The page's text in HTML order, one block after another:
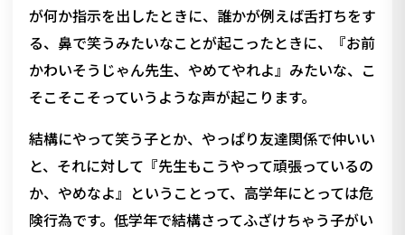
が何か指示を出したときに、誰かが例えば舌打ちをす
る、鼻で笑うみたいなことが起こったときに、『お前
かわいそうじゃん先生、やめてやれよ』みたいな、こ
そこそこそっていうような声が起こります。
結構にやって笑う子とか、やっぱり友達関係で仲いい
と、それに対して『先生もこうやって頑張っているの
か、やめなよ』ということって、高学年にとっては危
険行為です。低学年で結構さってふざけちゃう子がい